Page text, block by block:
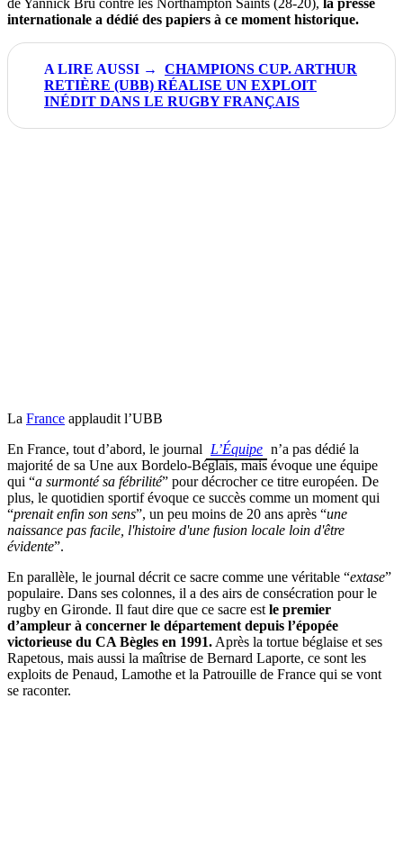
internationale a dédié des papiers à ce moment historique.
CHAMPIONS CUP. ARTHUR
RETIÈRE (UBB) RÉALISE UN EXPLOIT
INÉDIT DANS LE RUGBY FRANÇAIS
La France applaudit l’UBB
En France, tout d’abord, le journal
L’Équipe n’a pas dédié la
majorité de sa Une aux Bordelo-Béglais, mais évoque une équipe
qui “a surmonté sa fébrilité” pour décrocher ce titre européen. De
plus, le quotidien sportif évoque ce succès comme un moment qui
“prenait enfin son sens”, un peu moins de 20 ans après “une
naissance pas facile, l'histoire d'une fusion locale loin d'être
évidente”.
En parallèle, le journal décrit ce sacre comme une véritable “extase”
populaire. Dans ses colonnes, il a des airs de consécration pour le
rugby en Gironde. Il faut dire que ce sacre est le premier
d’ampleur à concerner le département depuis l’épopée
victorieuse du CA Bègles en 1991. Après la tortue béglaise et ses
Rapetous, mais aussi la maîtrise de Bernard Laporte, ce sont les
exploits de Penaud, Lamothe et la Patrouille de France qui se vont
se raconter.